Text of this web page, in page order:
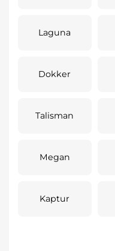
Laguna
Dokker
Talisman
Megan
Kaptur